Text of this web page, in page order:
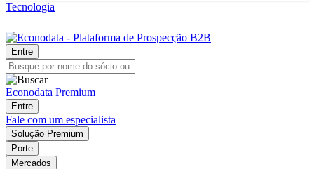
Tecnologia
Entre
Econodata Premium
Entre
Fale com um especialista
Solução Premium
Porte
Mercados